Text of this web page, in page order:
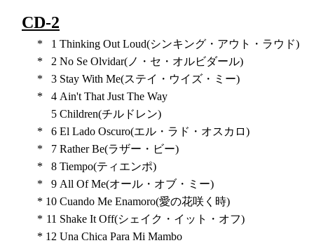
CD-2
* 1 Thinking Out Loud(シンキング・アウト・ラウド)
*
2 No Se Olvidar(ノ・セ・オルビダール)
*
3 Stay With Me(ステイ・ウイズ・ミー)
*
4 Ain't That Just The Way
5 Children(チルドレン)
*
6 El Lado Oscuro(エル・ラド・オスカロ)
*
7 Rather Be(ラザー・ビー)
*
8 Tiempo(ティエンポ)
*
9 All Of Me(オール・オブ・ミー)
* 10 Cuando Me Enamoro(愛の花咲く時)
* 11 Shake It Off(シェイク・イット・オフ)
* 12 Una Chica Para Mi Mambo